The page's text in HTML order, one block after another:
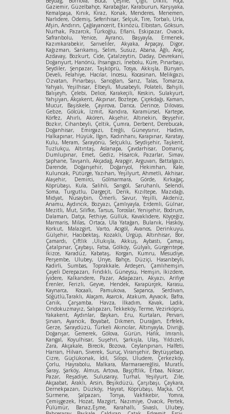
Gaziemir, Güzelbahçe, Karabağlar, Karaburun, Karşıyaka,
Kemalpaşa, Kınık, Kiraz, Konak, Menderes, Menemen,
Narlıdere, Ödemiş, Seferihisar, Selçuk, Tire, Torbalı, Urla,
Afşin, Andırın, Çağlayancerit, Ekinözü, Elbistan, Göksun,
Nurhak, Pazarcık, Türkoğlu, Eflani, Eskipazar, Ovacık,
Safranbolu, Yenice, Ayrancı, Başyayla, Ermenek,
Kazımkarabekir, Sarıveliler, Akyaka, Arpaçay, Digor,
Kağızman, Sarıkamış, Selim, Susuz, Abana, Ağlı, Araç,
Azdavay, Bozkurt, Cide, Çatalzeytin, Daday, Devrekani,
Doğanyurt, Hanönü, İhsangazi, İnebolu, Küre, Pınarbaşı,
Seydiler, Şenpazar, Taşköprü, Tosya, Akkışla, Bünyan,
Develi, Felahiye, Hacılar, İncesu, Kocasinan, Melikgazi,
Özvatan, Pınarbaşı, Sarıoğlan, Sarız, Talas, Tomarza,
Yahyalı, Yeşilhisar, Elbeyli, Musabeyli, Polateli, Bahşili,
Balışeyh, Çelebi, Delice, Karakeçili, Keskin, Sulakyurt,
Yahşiyan, Akçakent, Akpınar, Boztepe, Çiçekdağı, Kaman,
Mucur, Başiskele, Çayırova, Darıca, Derince, Dilovası,
Gebze, Gölcük, İzmit, Kandıra, Karamürsel, Kartepe,
Körfez, Ahırlı, Akören, Akşehir, Altınekin, Beyşehir,
Bozkır, Cihanbeyli, Çeltik, Çumra, Derbent, Derebucak,
Doğanhisar, Emirgazi, Ereğli, Güneysınır, Hadim,
Halkapınar, Hüyük, Ilgın, Kadınhanı, Karapınar, Karatay,
Kulu, Meram, Sarayönü, Selçuklu, Seydişehir, Taşkent,
Tuzlukçu, Altıntaş, Aslanapa, Çavdarhisar, Domaniç,
Dumlupınar, Emet, Gediz, Hisarcık, Pazarlar, Simav,
Şaphane, Tavşanlı, Akçadağ, Arapgir, Arguvan, Battalgazi,
Darende, Doğanşehir, Doğanyol, Hekimhan, Kale,
Kuluncak, Pütürge, Yazıhan, Yeşilyurt, Ahmetli, Akhisar,
Alaşehir, Demirci, Gölmarmara, Görde, Kırkağaç,
Köprübaşı, Kula, Salihli, Sarıgöl, Saruhanlı, Selendi,
Soma, Turgutlu, Dargeçit, Derik, Kızıltepe, Mazıdağı,
Midyat, Nusaybin, Ömerli, Savur, Yeşilli, Akdeniz,
Anamu, Aydıncık, Bozyazı, Çamlıyayla, Erdemli, Gülnar,
Mezitli, Mut, Silifke, Tarsus, Toroslar, Yenişehir, Bodrum,
Dalaman, Datça, Fethiye, Güllük, Kavaklıdere, Köyçeğiz,
Marmaris, Milas, Ortaca, Ula Yatağan, Bulanık, Hasköy,
Korkut, Malazgirt, Varto, Acıgöl, Avanos, Derinkuyu,
Gülşehir, Hacıbektaş, Kozaklı, Ürgüp, Altınhisar, Bor,
Çamardı, Çiftlik ,Ulukışla, Akkuş, Aybastı, Çamaş,
Çatalpınar, Çaybaşı, Fatsa, Gölköy, Gülyalı, Gürgentepe,
İkizce, Karadüz, Kabataş, Korgan, Kumru, Mesudiye,
Perşembe, Ulubey, Ünye, Bahçe, Düziçi, Hasanbeyli,
Kadirli, Sumbas, Toprakkale, Ardeşen, Çamlıhemşin,
Çayeli Derepazarı, Fındıklı, Güneysu, Hemşin, İkizdere,
İyidere, Kalkandere, Pazar, Adapazarı, Akyazı, Arifiye
Erenler, Ferizli, Geyve, Hendek, Karapürçek, Karasu,
Kaynarca, Kocaali, Pamukova, Sapanca, Serdivan,
Söğütlü,Taraklı, Alaçam, Asarcık, Atakum, Ayvacık, Bafra,
Canik, Çarşamba, Havza, İlkadım, Kavak, Ladik,
Ondokuzmayız, Salıpazarı, Tekkeköy, Terme, Vezirköprü,
Yakakent, Aydınlar, Baykan, Eru, Kurtalan, Pervari,
Şirvan, Ayancık, Boyabat, Dikmen, Durağan, Erfelek,
Gerze, Saraydüzü, Türkeli Akıncılar, Altınyayla, Divriği,
Doğanşar, Gemerek, Gölova, Gürün, Hafik, İmranlı,
Kangal, Koyulhisar, Suşehri, Şarkışla, Ulaş, Yıldızeli,
Zara, Akçakale, Birecik, Bozova, Ceylanpınarı, Halfeti,
Harran, Hilvan, Siverek, Suruç, Viranşehir, Beytüşşebap,
Cizre, Güçlükonak, İdil, Silopi, Uludere, Çerkezköy,
Çorlu, Hayrabolu, Malkara, Marmaraereğlisi, Muratlı,
Saray, Şarköy, Almus, Artova, Başçiftlik, Erbaa, Niksar,
Pazar, Reşadiye, Sulusaray, Turhal, Yeşilyurt, Zile,
Akçaabat, Araklı, Arsin, Beşikdüzü, Çarşıbaşı, Çaykara,
Dernekpazarı, Düzköy, Hayrat, Köprübaşı, Maçka, Of,
Sürmene, Şalpazarı, Tonya, Vakfıkebir, Yomra,
Çemişgezek, Hozat, Mazgirt, Nazımiye, Ovacık, Pertek,
Pülümür, Banaz,Eşme, Karahallı, Sivaslı, Ulubey,